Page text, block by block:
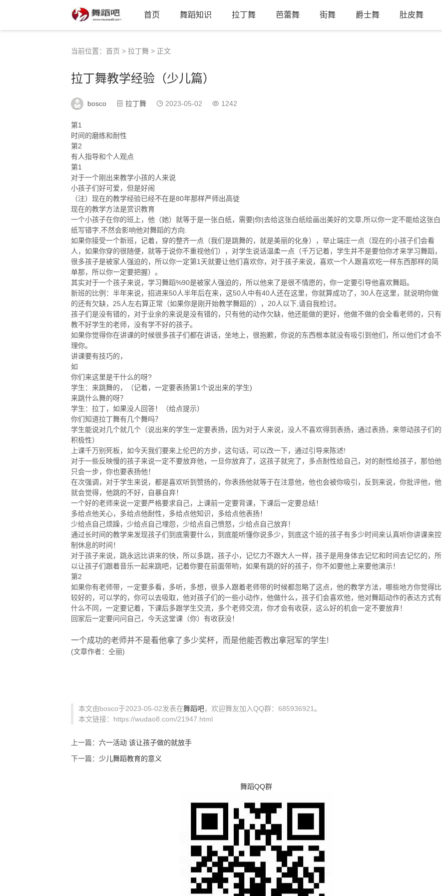
首页 舞蹈知识 拉丁舞 芭蕾舞 街舞 爵士舞 肚皮舞
当前位置： 首页 > 拉丁舞 > 正文
拉丁舞教学经验（少儿篇）
bosco 拉丁舞 2023-05-02 1242
第1
时间的磨练和耐性
第2
有人指导和个人观点
第1
对于一个刚出来教学小孩的人来说
小孩子们好可爱，但是好闹
（注）现在的教学经验已经不在是80年那样严师出高徒
现在的教学方法是赏识教育
一个小孩子在你的班上，他（她）就等于是一张白纸，需要|你|去给这张白纸绘画出美好的文章,所以你一定不能给这张白
纸写错字,不然会影响他对舞蹈的方向.
如果你接受一个新班，记着，穿的整齐一点（我们是跳舞的，就是美丽的化身），举止端庄一点（现在的小孩子们会看
人，如果你穿的很随便，就等于说你不重视他们），对学生说话温柔一点（千万记着，学生并不是要怕你才来学习舞蹈，
很多孩子是被家人强迫的，所以你一定第1天就要让他们喜欢你，对于孩子来说，喜欢一个人跟喜欢吃一样东西那样的简
单那，所以你一定要把握）。
其实对于一个孩子来说，学习舞蹈%90是被家人强迫的，所以他来了是很不情愿的，你一定要引导他喜欢舞蹈。
新班的比例：半年来说，招进来50人半年后在来，这50人中有40人还在这里，你就算成功了，30人在这里，就说明你做
的还有欠缺，25人左右算正常（如果你是刚开始教学舞蹈的），20人以下,请自我检讨。
孩子们是没有错的，对于业余的来说是没有错的，只有他的动作欠缺，他还能做的更好，他做不做的会全看老师的，只有
教不好学生的老师，没有学不好的孩子。
如果你觉得你在讲课的时候很多孩子们都在讲话，坐地上，很抱歉，你说的东西根本就没有吸引到他们，所以他们才会不
理你。
讲课要有技巧的，
如
你们来这里是干什么的呀?
学生：来跳舞的，（记着，一定要表扬第1个说出来的学生)
来跳什么舞的呀？
学生：拉丁，如果没人回答！（给点提示）
你们知道拉丁舞有几个舞吗？
学生能说对几个就几个（说出来的学生一定要表扬，因为对于人来说，没人不喜欢得到表扬，通过表扬，来带动孩子们的
积极性）
上课千万别死板，如今天我们要来上伦巴的方步，这句话，可以改一下，通过引导来陈述!
对于一些反映慢的孩子来说一定不要放弃他，一旦你放弃了，这孩子就完了，多点耐性给自己，对的耐性给孩子，那怕他
只会一步，你也要表扬他！
在次强调，对于学生来说，都是喜欢听到赞扬的，你表扬他就等于在注意他，他也会被你吸引，反到来说，你批评他，他
就会觉得，他跳的不好，自暴自弃！
一个好的老师来说一定要严格要求自己，上课前一定要背课，下课后一定要总结！
多给点他关心，多给点他耐性，多给点他知识，多给点他表扬！
少给点自己烦躁，少给点自己埋怨，少给点自己愤怒，少给点自己放弃！
通过长时间的教学来发现孩子们到底需要什么，到底能听懂你说多少，到底这个班的孩子有多少时间来认真听你讲课来控
制休息的时间！
对于孩子来说，跳永远比讲来的快，所以多跳，孩子小，记忆力不跟大人一样，孩子是用身体去记忆和时间去记忆的，所
以让孩子们跟着音乐一起来跳吧，记着你要在前面带哟，如果有跳的好的孩子，你不如要他上来要他演示！
第2
如果你有老师带，一定要多看，多听，多想，很多人跟着老师带的时候都忽略了这点，他的教学方法，哪些地方你觉得比
较好的，可以学的，你可以去吸取，他对孩子们的一些小动作，他做什么，孩子们会喜欢他，他对舞蹈动作的表达方式有
什么不同，一定要记着，下课后多跟学生交流，多个老师交流，你才会有收获，这么好的机会一定不要放弃！
回家后一定要问问自己，今天这堂课（你）有收获没！
一个成功的老师并不是看他拿了多少奖杯，而是他能否教出拿冠军的学生!
(文章作者：仝丽)
本文由bosco于2023-05-02发表在舞蹈吧，欢迎舞友加入QQ群：685936921。
本文链接：https://wudao8.com/21947.html
上一篇： 六一活动 该让孩子做的就放手
下一篇： 少儿舞蹈教育的意义
舞蹈QQ群